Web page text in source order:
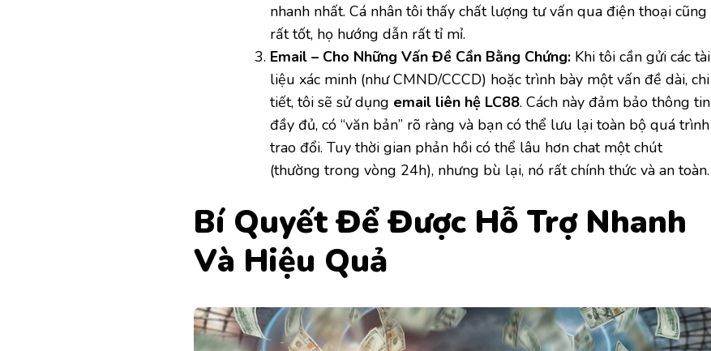
nhanh nhất. Cá nhân tôi thấy chất lượng tư vấn qua điện thoại cũng
rất tốt, họ hướng dẫn rất tỉ mỉ.
Email – Cho Những Vấn Đề Cần Bằng Chứng: Khi tôi cần gửi các tài
liệu xác minh (như CMND/CCCD) hoặc trình bày một vấn đề dài, chi
tiết, tôi sẽ sử dụng email liên hệ LC88. Cách này đảm bảo thông tin
đầy đủ, có “văn bản” rõ ràng và bạn có thể lưu lại toàn bộ quá trình
trao đổi. Tuy thời gian phản hồi có thể lâu hơn chat một chút
(thường trong vòng 24h), nhưng bù lại, nó rất chính thức và an toàn.
Bí Quyết Để Được Hỗ Trợ Nhanh
Và Hiệu Quả